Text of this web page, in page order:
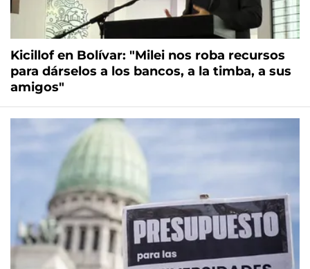
Kicillof en Bolívar: "Milei nos roba recursos
para dárselos a los bancos, a la timba, a sus
amigos"